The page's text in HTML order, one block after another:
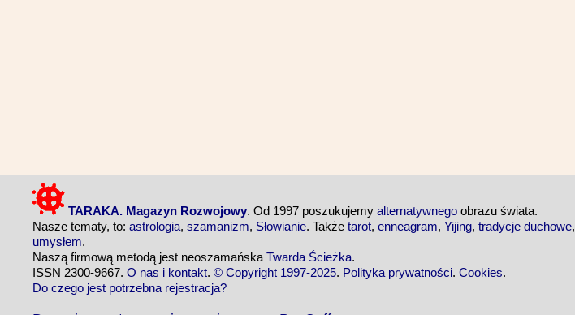
TARAKA. Magazyn Rozwojowy. Od 1997 poszukujemy alternatywnego obrazu świata.
Nasze tematy, to: astrologia, szamanizm, Słowianie. Także tarot, enneagram, Yijing, tradycje duchowe,
umysłem.
Naszą firmową metodą jest neoszamańska Twarda Ścieżka.
ISSN 2300-9667. O nas i kontakt. © Copyright 1997-2025. Polityka prywatności. Cookies.
Do czego jest potrzebna rejestracja?